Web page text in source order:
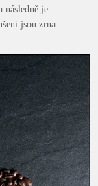
následně je
jsou zrna